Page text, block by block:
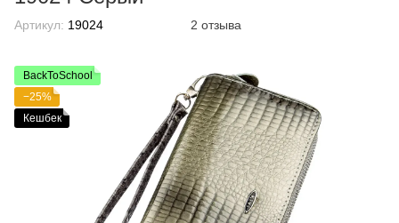
Артикул: 19024 2 отзыва
BackToSchool
−25%
Кешбек